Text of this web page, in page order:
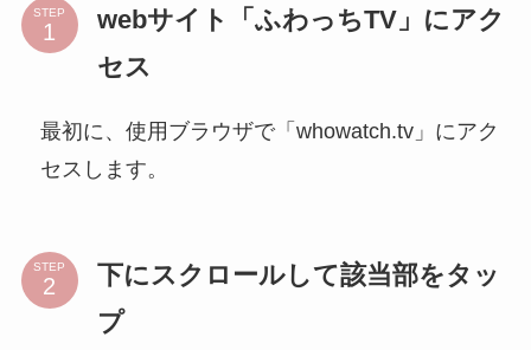
STEP
webサイト「ふわっちTV」にアク
セス
最初に、使用ブラウザで「whowatch.tv」にアク
セスします。
STEP
下にスクロールして該当部をタッ
プ